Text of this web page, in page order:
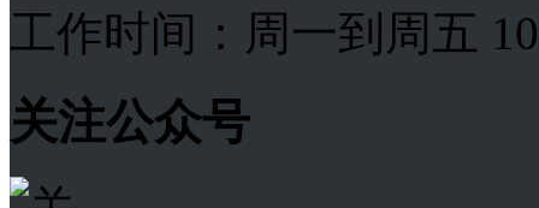
工作时间：周一到周五
关注公众号